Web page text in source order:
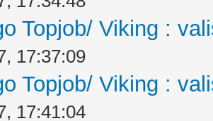
Topjob/ Viking :
17:37:09
Topjob/ Viking :
17:41:04